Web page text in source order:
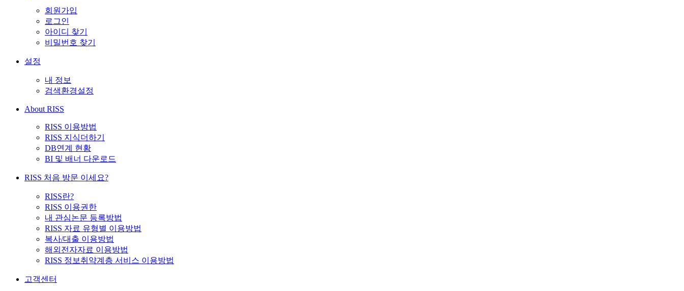
회원가입
로그인
아이디 찾기
비밀번호 찾기
설정
내 정보
검색환경설정
About RISS
RISS 이용방법
RISS 지식더하기
DB연계 현황
BI 및 배너 다운로드
RISS 처음 방문 이세요?
RISS란?
RISS 이용권한
내 관심논문 등록방법
RISS 자료 유형별 이용방법
복사/대출 이용방법
해외전자자료 이용방법
RISS 정보취약계층 서비스 이용방법
고객센터